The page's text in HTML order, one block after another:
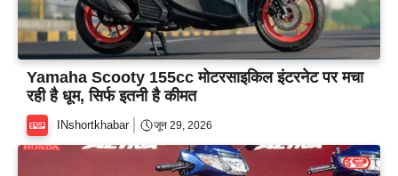
Yamaha Scooty 155cc मोटरसाइकिल इंटरनेट पर मचा
रही है धूम, सिर्फ इतनी है कीमत
INshortkhabar जून 29, 2026